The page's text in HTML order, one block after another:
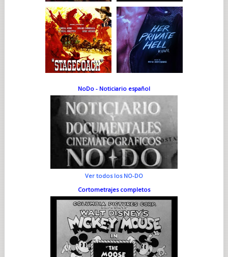
NoDo - Noticiario español
Ver todos los NO-DO
Cortometrajes completos